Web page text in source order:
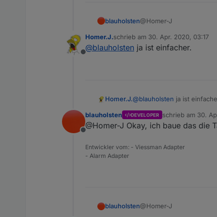
blauholsten@Homer-J
Okay, im GitHub habe
Offline
Homer.J.schrieb am 30. Apr. 2020, 03:17
zuletzt editiert von
@blauholsten ja ist einfacher.
Homer.J.@blauholsten ja ist
Offline
blauholsten DEVELOPER schrieb am 30.
zuletzt editiert von
@Homer-J Okay, ich baue das die
Entwickler vom: - Viessman Adapter
- Alarm Adapter
blauholsten@Homer-J